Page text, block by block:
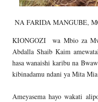
NA FARIDA MANGUBE,
KIONGOZI wa Mbio za
Abdalla Shaib Kaim
hasa wanaishi karibu na
kibinadamu ndani ya Mita
Ameyasema hayo wakati